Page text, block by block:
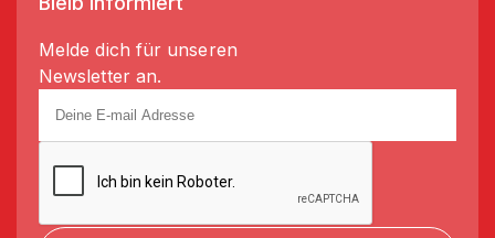
Melde dich für unseren
Newsletter an.